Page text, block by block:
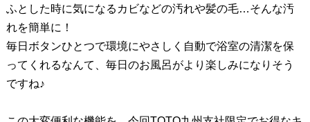
ふとした時に気になるカビなどの汚れや髪の毛…そんな汚
れを簡単に！
毎日ボタンひとつで環境にやさしく自動で浴室の清潔を保
ってくれるなんて、毎日のお風呂がより楽しみになりそう
ですね♪